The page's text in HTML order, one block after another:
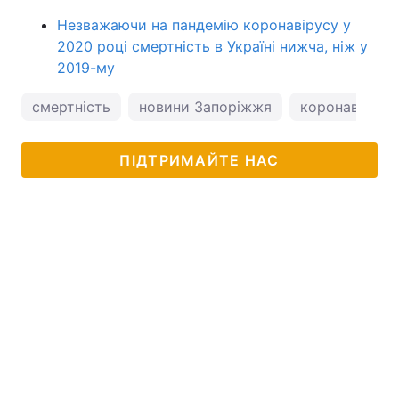
Незважаючи на пандемію коронавірусу у
2020 році смертність в Україні нижча, ніж у
2019-му
смертність новини Запоріжжя коронавірус
ПІДТРИМАЙТЕ НАС